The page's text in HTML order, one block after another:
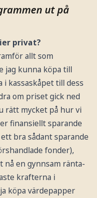
ut på
privat?
allt som
jag kunna köpa till
i kassaskåpet till dess
om priset gick ned
rätt mycket på hur vi
finansiellt sparande
bra sådant sparande
fonder),
nå en gynnsam ränta-
krafterna i
köpa värdepapper